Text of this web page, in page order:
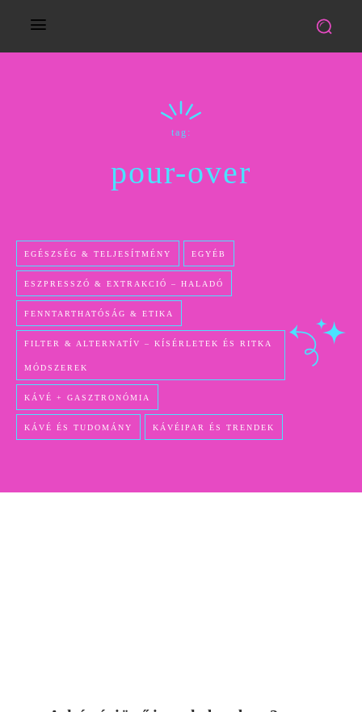
tag:
pour-over
EGÉSZSÉG & TELJESÍTMÉNY EGYÉB
ESZPRESSZÓ & EXTRAKCIÓ – HALADÓ
FENNTARTHATÓSÁG & ETIKA
FILTER & ALTERNATÍV – KÍSÉRLETEK ÉS RITKA
MÓDSZEREK
KÁVÉ + GASZTRONÓMIA
KÁVÉ ÉS TUDOMÁNY KÁVÉIPAR ÉS TRENDEK